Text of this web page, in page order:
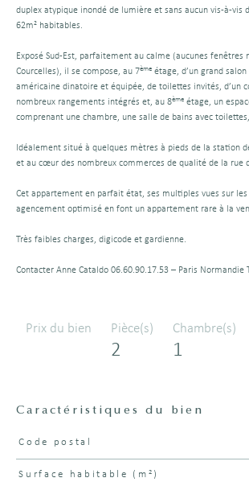
duplex atypique inondé de lumière et sans aucun vis-à-vis
62m² habitables.
Exposé Sud-Est, parfaitement au calme (aucunes fenêtres
Courcelles), il se compose, au 7ème étage, d’un grand
américaine dinatoire et équipée, de toilettes invités, d’un
nombreux rangements intégrés et, au 8ème étage, un
comprenant une chambre, une salle de bains avec
Idéalement situé à quelques mètres à pieds de la station
et au cœur des nombreux commerces de qualité de la rue
Cet appartement en parfait état, ses multiples vues sur
agencement optimisé en font un appartement rare à la
Très faibles charges, digicode et gardienne.
Contacter Anne Cataldo 06.60.90.17.53 – Paris Normandie
Prix du bien Pièce(s)
2
Chambre(s)
1
Caractéristiques du bien
Caractéristiques
Code postal
Surface habitable (m²)